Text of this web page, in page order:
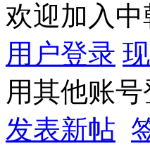
欢迎加入中
用户登录
用其他账号
发表新帖